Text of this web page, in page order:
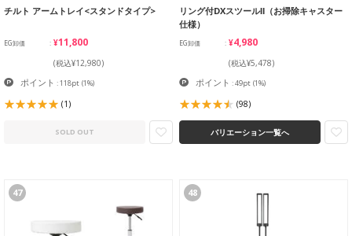
チルト アームトレイ<スタンドタイプ>
EG卸価 ¥11,800
(税込¥12,980)
ポイント : 118pt (1%)
(1)
SOLD OUT
リング付DXスツールⅡ（お掃除キャスター
仕様）
EG卸価 ¥4,980
(税込¥5,478)
ポイント : 49pt (1%)
(98)
バリエーション一覧へ
47 48